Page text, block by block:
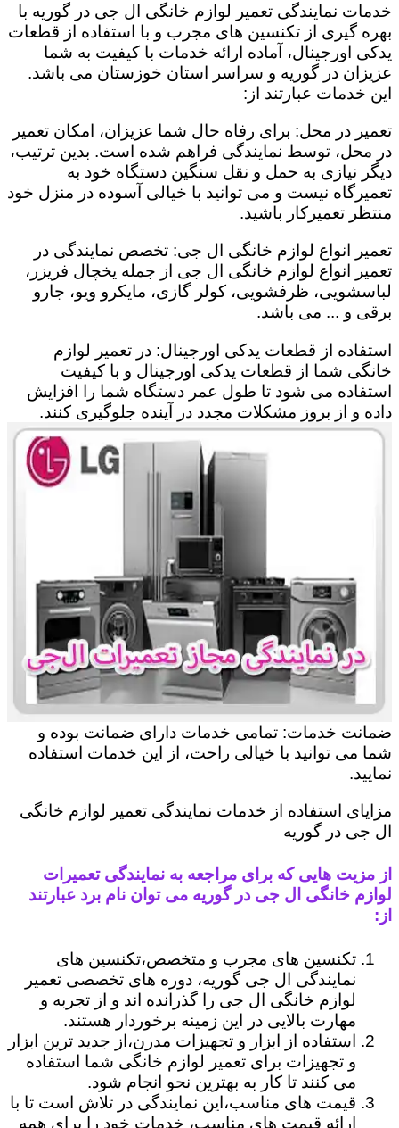
خدمات نمایندگی تعمیر لوازم خانگی ال جی در گوریه با
بهره گیری از تکنسین های مجرب و با استفاده از قطعات
یدکی اورجینال، آماده ارائه خدمات با کیفیت به شما
عزیزان در گوریه و سراسر استان خوزستان می باشد.
این خدمات عبارتند از:
تعمیر در محل: برای رفاه حال شما عزیزان، امکان تعمیر
در محل، توسط نمایندگی فراهم شده است. بدین ترتیب،
دیگر نیازی به حمل و نقل سنگین دستگاه خود به
تعمیرگاه نیست و می توانید با خیالی آسوده در منزل خود
منتظر تعمیرکار باشید.
تعمیر انواع لوازم خانگی ال جی: تخصص نمایندگی در
تعمیر انواع لوازم خانگی ال جی از جمله یخچال فریزر،
لباسشویی، ظرفشویی، کولر گازی، مایکرو ویو، جارو
برقی و ... می باشد.
استفاده از قطعات یدکی اورجینال: در تعمیر لوازم
خانگی شما از قطعات یدکی اورجینال و با کیفیت
استفاده می شود تا طول عمر دستگاه شما را افزایش
داده و از بروز مشکلات مجدد در آینده جلوگیری کنند.
ضمانت خدمات: تمامی خدمات دارای ضمانت بوده و
شما می توانید با خیالی راحت، از این خدمات استفاده
نمایید.
مزایای استفاده از خدمات نمایندگی تعمیر لوازم خانگی
ال جی در گوریه
از مزیت هایی که برای مراجعه به نمایندگی تعمیرات
لوازم خانگی ال جی در گوریه می توان نام برد عبارتند
از:
تکنسین های مجرب و متخصص،تکنسین های
نمایندگی ال جی گوریه، دوره های تخصصی تعمیر
لوازم خانگی ال جی را گذرانده اند و از تجربه و
مهارت بالایی در این زمینه برخوردار هستند.
استفاده از ابزار و تجهیزات مدرن،از جدید ترین ابزار
و تجهیزات برای تعمیر لوازم خانگی شما استفاده
می کنند تا کار به بهترین نحو انجام شود.
قیمت های مناسب،این نمایندگی در تلاش است تا با
ارائه قیمت های مناسب، خدمات خود را برای همه